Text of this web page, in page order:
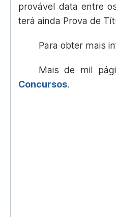
provável data entre
terá ainda Prova de
Para obter mais
Mais de mil
Concursos.